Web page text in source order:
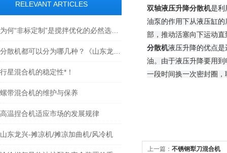
RELEVANT ARTICLES
行星混合机的稳定性*！
螺带混合机的维护与保养
高温捏合机适应市场的发展规律
山东龙兴-摊凉机/摊凉加曲机/风冷机
双轴液压升降分散机是利
油泵的作用下从液压缸
部，推动活塞向下运动直
分散机液压升降的优点
油。由于液压升降要用
一段时间换一次密封圈
上一篇： 不锈钢犁刀混合机